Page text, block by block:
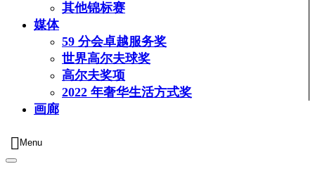
其他锦标赛
媒体
59 分会卓越服务奖
世界高尔夫球奖
高尔夫奖项
2022 年奢华生活方式奖
画廊
Menu